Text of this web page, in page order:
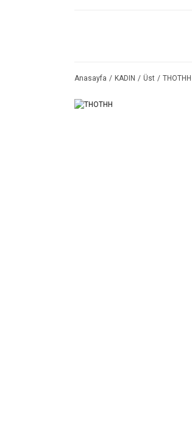
Anasayfa KADIN Üst THOTHH